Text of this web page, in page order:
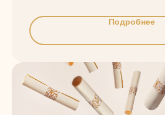
Подробнее